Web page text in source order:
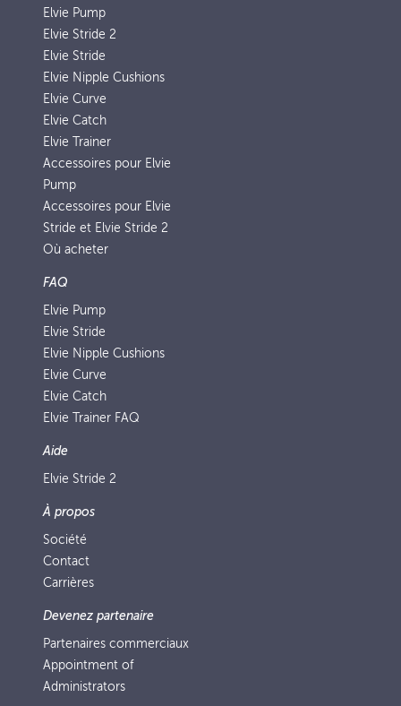
Elvie Pump
Elvie Stride 2
Elvie Stride
Elvie Nipple Cushions
Elvie Curve
Elvie Catch
Elvie Trainer
Accessoires pour Elvie
Pump
Accessoires pour Elvie
Stride et Elvie Stride 2
Où acheter
FAQ
Elvie Pump
Elvie Stride
Elvie Nipple Cushions
Elvie Curve
Elvie Catch
Elvie Trainer FAQ
Aide
Elvie Stride 2
À propos
Société
Contact
Carrières
Devenez partenaire
Partenaires commerciaux
Appointment of
Administrators